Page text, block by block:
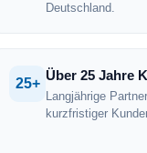
Deutschland.
25+
Über 25 Jahre
Langjährige
kurzfristiger